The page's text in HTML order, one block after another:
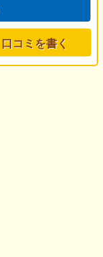
口コミを書く